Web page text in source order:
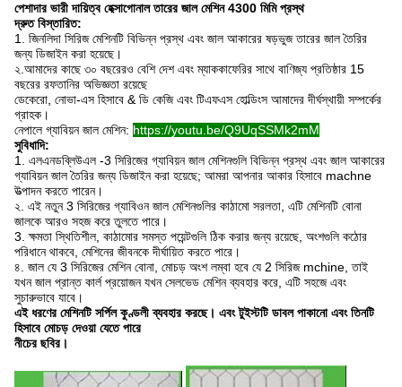
পেশাদার ভারী দায়িত্ব হেক্সাগোনাল তারের জাল মেশিন 4300 মিমি প্রস্থ
দ্রুত বিস্তারিত:
1. জিনলিদা সিরিজ মেশিনটি বিভিন্ন প্রস্থ এবং জাল আকারের ষড়ভুজ তারের জাল তৈরির
জন্য ডিজাইন করা হয়েছে।
২.আমাদের কাছে ৩০ বছরেরও বেশি দেশ এবং ম্যাককাফেরির সাথে বাণিজ্য প্রতিষ্ঠার 15
বছরের রফতানির অভিজ্ঞতা রয়েছে
ডেকেরো, নোভা-এস হিসাবে & ডি কেজি এবং টিএফএস হোল্ডিংস আমাদের দীর্ঘস্থায়ী সম্পর্কের
গ্রাহক।
নেপালে গ্যাবিয়ন জাল মেশিন: https://youtu.be/Q9UqSSMk2mM
সুবিধাদি:
1. এলএনডব্লিউএল -3 সিরিজের গ্যাবিয়ন জাল মেশিনগুলি বিভিন্ন প্রস্থ এবং জাল আকারের
গ্যাবিয়ন জাল তৈরির জন্য ডিজাইন করা হয়েছে; আমরা আপনার আকার হিসাবে machne
উত্পাদন করতে পারেন।
২. এই নতুন 3 সিরিজের গ্যাবিওন জাল মেশিনগুলির কাঠামো সরলতা, এটি মেশিনটি বোনা
জালকে আরও সহজ করে তুলতে পারে।
3. ক্ষমতা স্থিতিশীল, কাঠামোর সমস্ত পয়েন্টগুলি ঠিক করার জন্য রয়েছে, অংশগুলি কঠোর
পরিধানে থাকবে, মেশিনের জীবনকে দীর্ঘায়িত করতে পারে।
৪. জাল যে 3 সিরিজের মেশিন বোনা, মোচড় অংশ লম্বা হবে যে 2 সিরিজ mchine, তাই
যখন জাল প্রান্ত কার্ল প্রয়োজন যখন সেলভেড মেশিন ব্যবহার করে, এটি সহজে এবং
সুচারুভাবে যাবে।
এই ধরণের মেশিনটি সর্পিল কুণ্ডলী ব্যবহার করছে। এবং টুইস্টটি ডাবল পাকানো এবং তিনটি
হিসাবে মোচড় দেওয়া যেতে পারে
নীচের ছবির।